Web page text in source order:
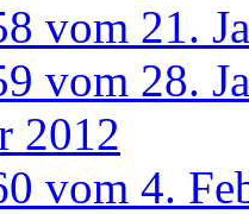
vom 21.
vom 28.
2012
vom 4.